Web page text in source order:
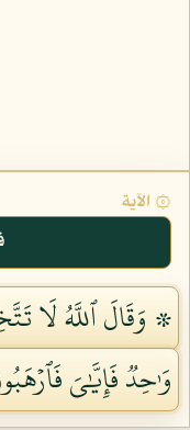
۞ الآية
۞ وَقَالَ ٱللَّهُ لَا
وَٰحِدٞ فَإِيَّٰيَ فَٱرۡهَبُونِ